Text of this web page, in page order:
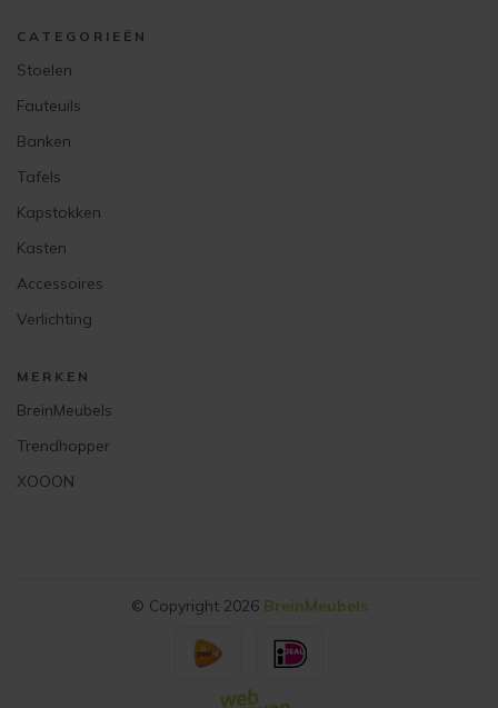
CATEGORIEËN
Stoelen
Fauteuils
Banken
Tafels
Kapstokken
Kasten
Accessoires
Verlichting
MERKEN
BreinMeubels
Trendhopper
XOOON
© Copyright 2026 BreinMeubels